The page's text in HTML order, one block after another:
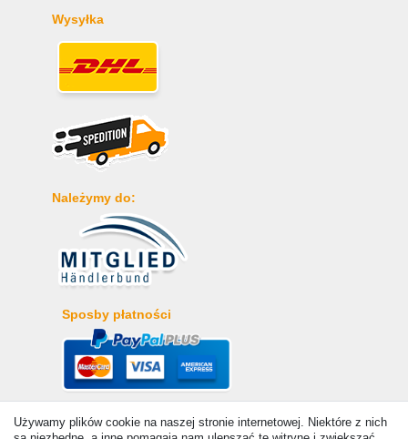
Wysyłka
Należymy do:
Sposby płatności
Używamy plików cookie na naszej stronie internetowej. Niektóre z nich